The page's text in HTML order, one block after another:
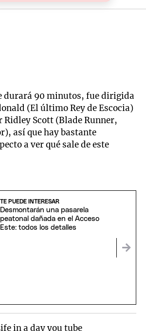
durará 90 minutos, fue dirigida
(El último Rey de Escocia)
Scott (Blade Runner,
así que hay bastante
a ver qué sale de este
TE PUEDE INTERESAR
Desmontarán una pasarela
peatonal dañada en el Acceso
Este: todos los detalles